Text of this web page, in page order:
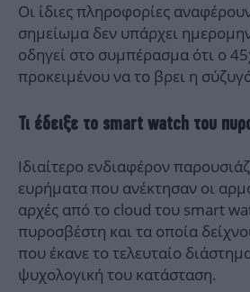
Οι ίδιες πληροφορίες
σημείωμα δεν υπάρχει
οδηγεί στο συμπέρασμα ότι ο
προκειμένου να το βρει η
Τι έδειξε το smart watch του
Ιδιαίτερο ενδιαφέρον
ευρήματα που ανέκτησαν οι
αρχές από το cloud του smart
πυροσβέστη και τα οποία
που έκανε το τελευταίο
ψυχολογική του κατάσταση.